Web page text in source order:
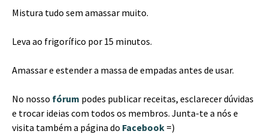
Mistura tudo sem amassar muito.
Leva ao frigorífico por 15 minutos.
Amassar e estender a massa de empadas antes de usar.
No nosso fórum podes publicar receitas, esclarecer dúvidas
e trocar ideias com todos os membros. Junta-te a nós e
visita também a página do Facebook =)